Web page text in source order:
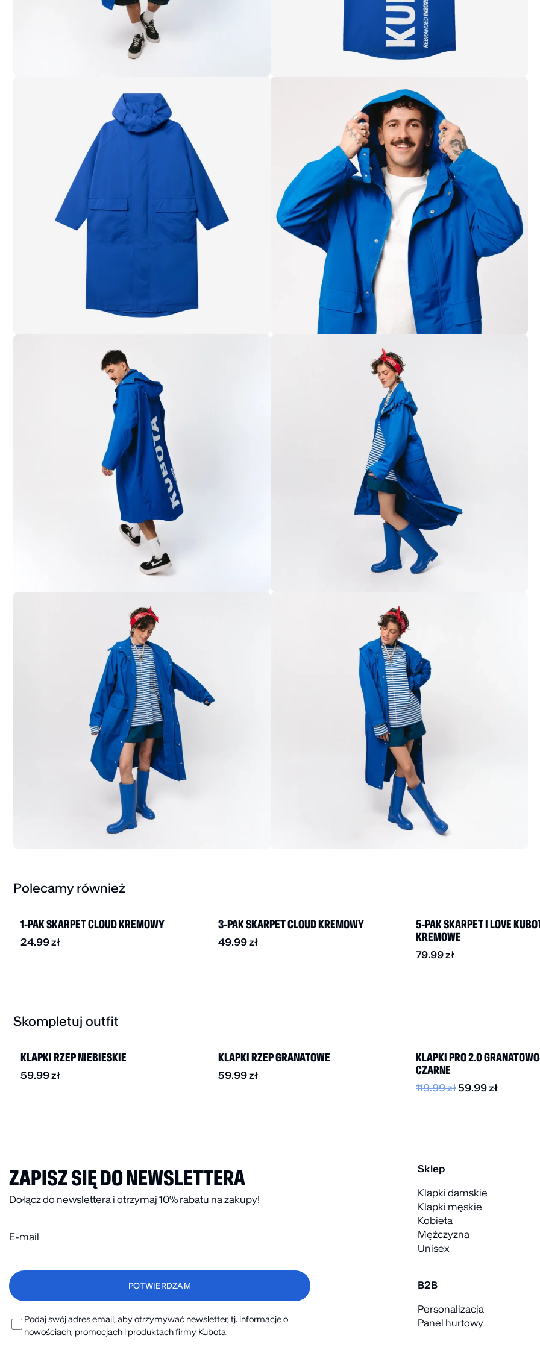
Polecamy również
BESTSELLER
1-PAK SKARPET CLOUD KREMOWY
24.99zł
3-PAK SKARPET CLOUD KREMOWY
49.99zł
5-PAK SKARPET I LOVE
KREMOWE
79.99zł
Skompletuj outfit
BESTSELLER
KLAPKI RZEP NIEBIESKIE
59.99zł
KLAPKI RZEP GRANATOWE
59.99zł
KLAPKI PRO 2.0
CZARNE
119.99zł59.99zł
ZAPISZ SIĘ DO NEWSLETTERA
Dołącz do newslettera i otrzymaj 10% rabatu na zakupy!
Podaj swój adres email, aby otrzymywać newsletter, tj. informacje o
nowościach, promocjach i produktach firmy Kubota.
Sklep
Klapki damskie
Klapki męskie
Kobieta
Mężczyzna
Unisex
B2B
Personalizacja
Panel hurtowy